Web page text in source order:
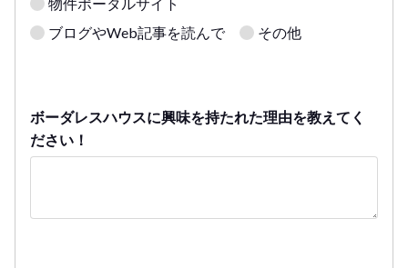
ブログやWeb記事を読んで
その他
ボーダレスハウスに興味を持たれた理由を教えてく
ださい！